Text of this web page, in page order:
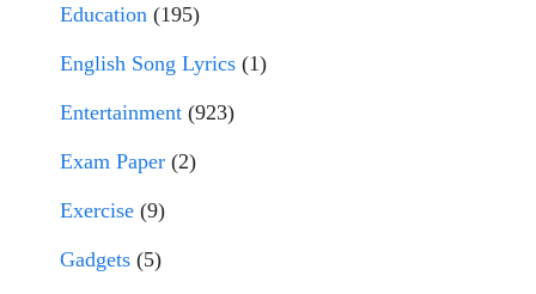
Education (195)
English Song Lyrics (1)
Entertainment (923)
Exam Paper (2)
Exercise (9)
Gadgets (5)